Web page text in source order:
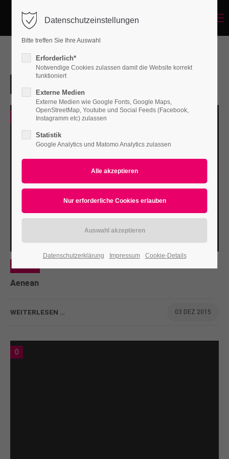
Login
Passwort
Anmelden
Lost your password?
Support
Lorem ipsum dolor sit amet:
24h/ 365days
We offer support for our customers
Get in touch
Aenean
WEITERLESEN … 03 DEZ 2015
0
Datenschutzeinstellungen
Bitte treffen Sie Ihre Auswahl
Erforderlich*
Notwendige Cookies zulassen damit die Website korrekt
funktioniert
Externe Medien
Externe Medien wie Google Fonts, Google Maps,
OpenStreetMap, Youtube und Social Feeds (Facebook,
Instagramm etc) zulassen
Statistik
Google Analytics und Matomo Analytics zulassen
Datenschutzerklärung Impressum Cookie-Details